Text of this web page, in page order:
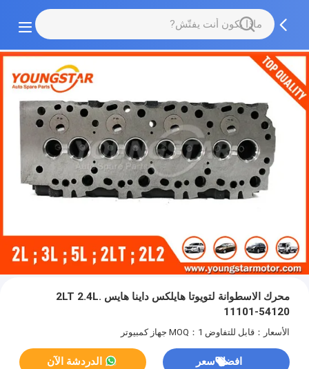
محرك الاسطوانة لتويوتا هايلكس داينا هايس 2LT 2.4L.
11101-54120
الأسعار：قابل للتفاوض MOQ：1 جهاز كمبيوتر
افضل سعر الدردشة الآن